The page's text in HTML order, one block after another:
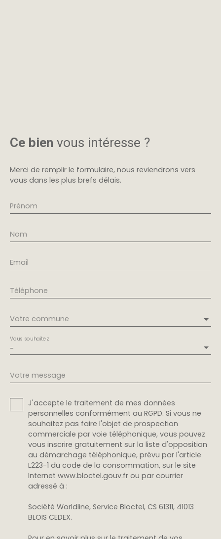
Ce bien vous intéresse ?
Merci de remplir le formulaire, nous reviendrons vers
vous dans les plus brefs délais.
Prénom
Nom
Email
Téléphone
Votre commune
-
Vous souhaitez
Votre message
J'accepte le traitement de mes données
personnelles conformément au RGPD. Si vous ne
souhaitez pas faire l'objet de prospection
commerciale par voie téléphonique, vous pouvez
vous inscrire gratuitement sur la liste d'opposition
au démarchage téléphonique, prévu par l'article
L223-1 du code de la consommation, sur le site
Internet www.bloctel.gouv.fr ou par courrier
adressé à :
Société Worldline, Service Bloctel, CS 61311, 41013
BLOIS CEDEX.